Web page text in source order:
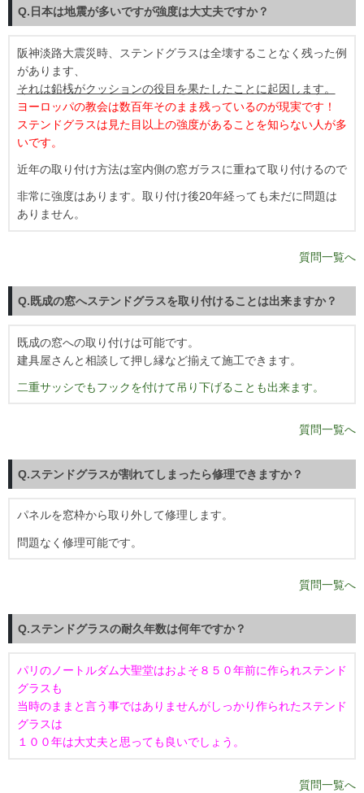
Q.日本は地震が多いですが強度は大丈夫ですか？
阪神淡路大震災時、ステンドグラスは全壊することなく残った例
があります、
それは鉛桟がクッションの役目を果たしたことに起因します。
ヨーロッパの教会は数百年そのまま残っているのが現実です！
ステンドグラスは見た目以上の強度があることを知らない人が多
いです。
近年の取り付け方法は室内側の窓ガラスに重ねて取り付けるので
非常に強度はあります。取り付け後20年経っても未だに問題は
ありません。
質問一覧へ
Q.既成の窓へステンドグラスを取り付けることは出来ますか？
既成の窓への取り付けは可能です。
建具屋さんと相談して押し縁など揃えて施工できます。
二重サッシでもフックを付けて吊り下げることも出来ます。
質問一覧へ
Q.ステンドグラスが割れてしまったら修理できますか？
パネルを窓枠から取り外して修理します。
問題なく修理可能です。
質問一覧へ
Q.ステンドグラスの耐久年数は何年ですか？
パリのノートルダム大聖堂はおよそ８５０年前に作られステンド
グラスも
当時のままと言う事ではありませんがしっかり作られたステンド
グラスは
１００年は大丈夫と思っても良いでしょう。
質問一覧へ